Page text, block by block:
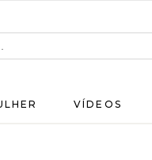
VÍDEOS